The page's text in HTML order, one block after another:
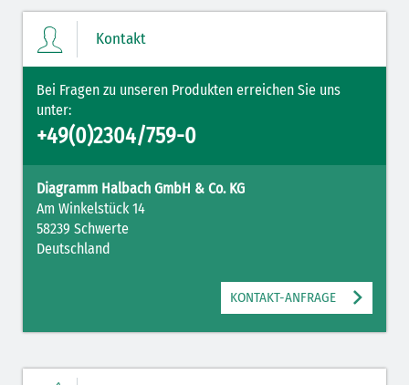
Kontakt
Bei Fragen zu unseren Produkten erreichen Sie uns
unter:
+49(0)2304/759-0
Diagramm Halbach GmbH & Co. KG
Am Winkelstück 14
58239 Schwerte
Deutschland
KONTAKT-ANFRAGE